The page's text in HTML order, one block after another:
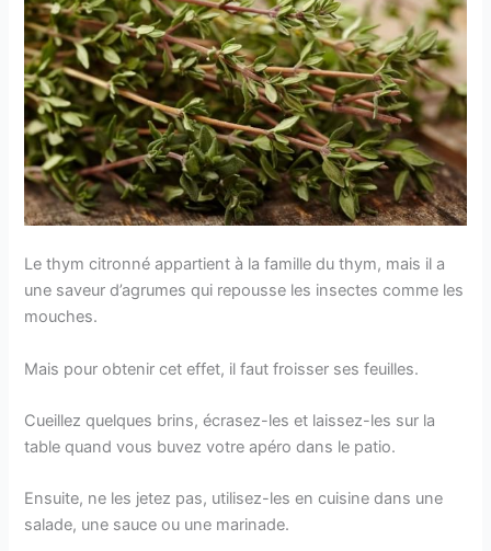
Le thym citronné appartient à la famille du thym, mais il a
une saveur d’agrumes qui repousse les insectes comme les
mouches.
Mais pour obtenir cet effet, il faut froisser ses feuilles.
Cueillez quelques brins, écrasez-les et laissez-les sur la
table quand vous buvez votre apéro dans le patio.
Ensuite, ne les jetez pas, utilisez-les en cuisine dans une
salade, une sauce ou une marinade.